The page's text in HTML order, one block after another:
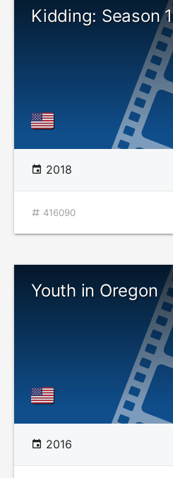
Kidding: Season 1
2018
416090
Youth in Oregon
2016